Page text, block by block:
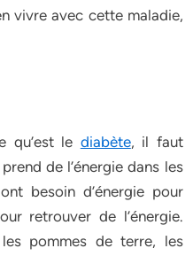
vivre avec cette maladie,
qu’est le diabète, il faut
de l’énergie dans les
besoin d’énergie pour
retrouver de l’énergie.
pommes de terre, les